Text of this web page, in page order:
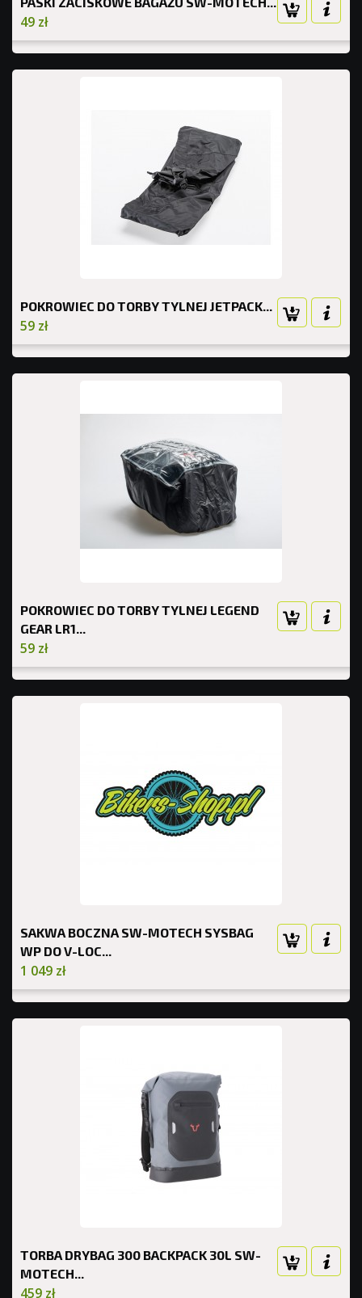
49 zł
POKROWIEC DO TORBY TYLNEJ JETPACK...
59 zł
POKROWIEC DO TORBY TYLNEJ LEGEND
GEAR LR1...
59 zł
SAKWA BOCZNA SW-MOTECH SYSBAG
WP DO V-LOC...
1 049 zł
TORBA DRYBAG 300 BACKPACK 30L SW-
MOTECH...
459 zł